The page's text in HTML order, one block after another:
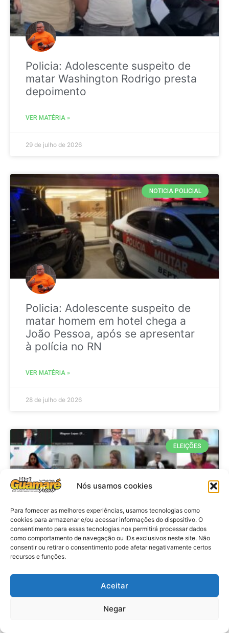
Nós usamos cookies
Para fornecer as melhores experiências, usamos tecnologias como
cookies para armazenar e/ou acessar informações do dispositivo. O
consentimento para essas tecnologias nos permitirá processar dados
como comportamento de navegação ou IDs exclusivos neste site. Não
consentir ou retirar o consentimento pode afetar negativamente certos
recursos e funções.
Aceitar
Negar
Policia: Adolescente suspeito de
matar Washington Rodrigo presta
depoimento
VER MATÉRIA »
29 de julho de 2026
NOTICIA POLICIAL
Policia: Adolescente suspeito de
matar homem em hotel chega a
João Pessoa, após se apresentar
à polícia no RN
VER MATÉRIA »
28 de julho de 2026
ELEIÇÕES
Eleições 2026: procuradores e
promotores eleitorais realizam
reunião de alinhamento no RN